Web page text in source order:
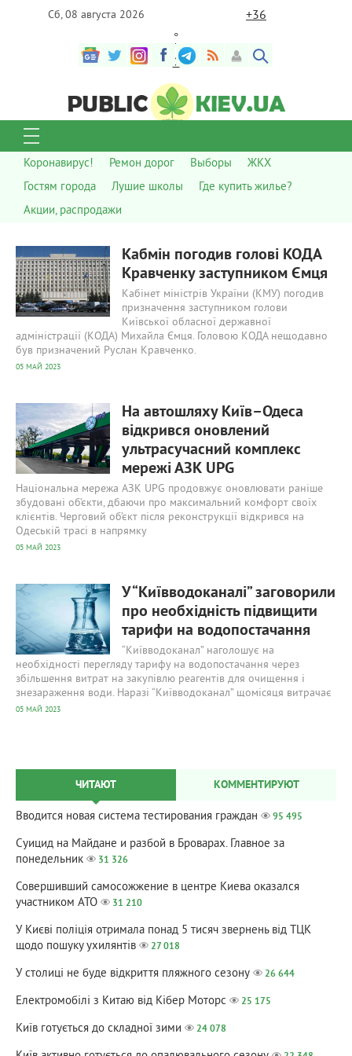
Сб, 08 августа 2026 +36
°
C
Коронавирус! Ремон дорог Выборы
ЖКХ
Гостям города
Лушие школы
Где купить жилье?
Акции, распродажи
Кабмін погодив голові КОДА
Кравченку заступником Ємця
Кабінет міністрів України (КМУ) погодив
призначення заступником голови
Київської обласної державної
адміністрації (КОДА) Михайла Ємця. Головою КОДА нещодавно
був призначений Руслан Кравченко.
05 МАЙ 2023
На автошляху Київ–Одеса
відкрився оновлений
ультрасучасний комплекс
мережі АЗК UPG
Національна мережа АЗК UPG продовжує оновлювати раніше
збудовані об’єкти, дбаючи про максимальний комфорт своїх
клієнтів. Черговий об’єкт після реконструкції відкрився на
Одеській трасі в напрямку
05 МАЙ 2023
У “Київводоканалі” заговорили
про необхідність підвищити
тарифи на водопостачання
“Київводоканал” наголошує на
необхідності перегляду тарифу на водопостачання через
збільшення витрат на закупівлю реагентів для очищення і
знезараження води. Наразі “Київводоканал” щомісяця витрачає
05 МАЙ 2023
ЧИТАЮТ КОММЕНТИРУЮТ
Вводится новая система тестирования граждан 95 495
Суицид на Майдане и разбой в Броварах. Главное за
понедельник
31 326
Совершивший самосожжение в центре Киева оказался
участником АТО
31 210
У Києві поліція отримала понад 5 тисяч звернень від ТЦК
щодо пошуку ухилянтів
27 018
У столиці не буде відкриття пляжного сезону 26 644
Електромобілі з Китаю від Кібер Моторс 25 175
Київ готується до складної зими 24 078